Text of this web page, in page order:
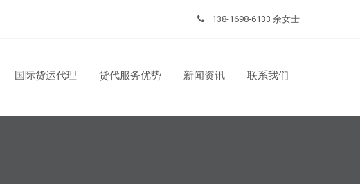
138-1698-6133 余女士
国际货运代理 货代服务优势 新闻资讯 联系我们